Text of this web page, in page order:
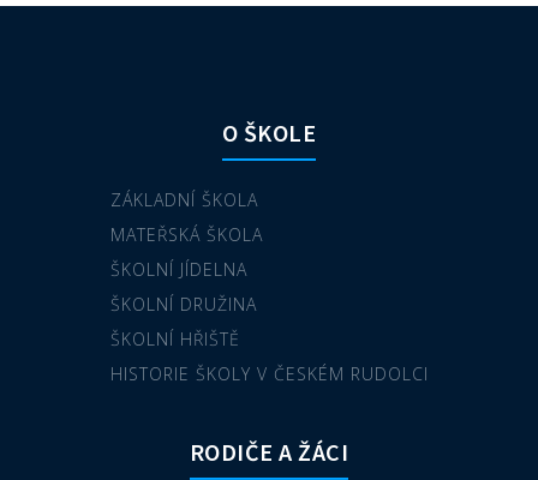
O ŠKOLE
ZÁKLADNÍ ŠKOLA
MATEŘSKÁ ŠKOLA
ŠKOLNÍ JÍDELNA
ŠKOLNÍ DRUŽINA
ŠKOLNÍ HŘIŠTĚ
HISTORIE ŠKOLY V ČESKÉM RUDOLCI
RODIČE A ŽÁCI